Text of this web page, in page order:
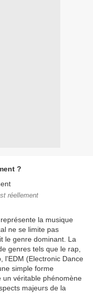
?
réellement
la musique
ne se limite pas
le genre dominant. La
genres tels que le rap,
l'EDM (Electronic Dance
simple forme
un véritable phénomène
majeurs de la